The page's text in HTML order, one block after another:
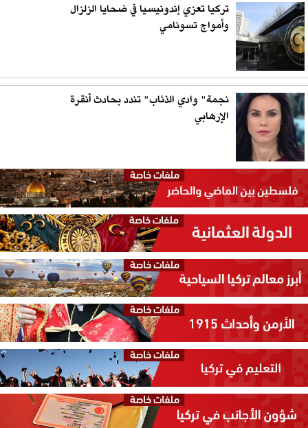
تركيا تعزي إندونيسيا في ضحايا الزلزال
وأمواج تسونامي
نجمة" وادي الذئاب" تندد بحادث أنقرة
الإرهابي